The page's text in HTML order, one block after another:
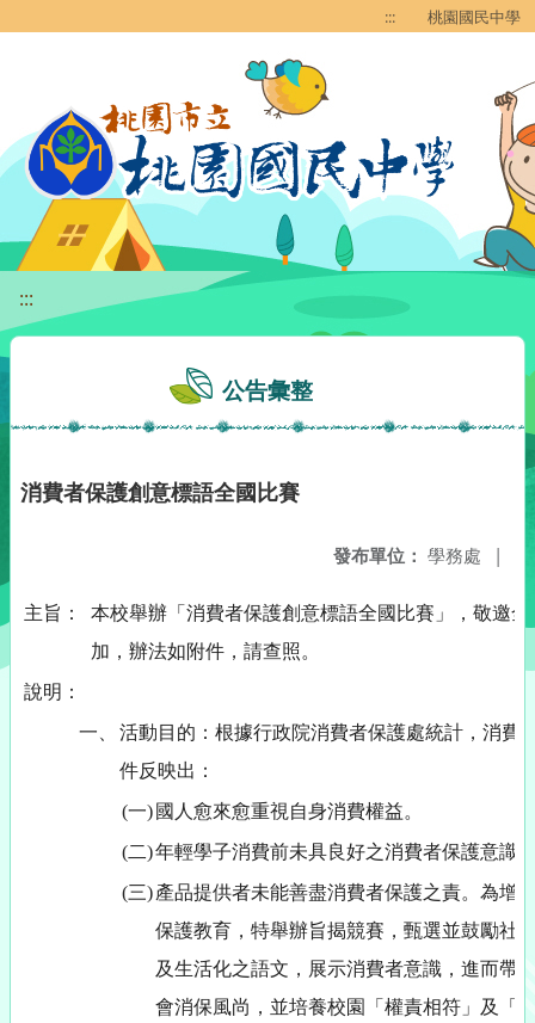
::: 桃園國民中學
:::
公告彙整
消費者保護創意標語全國比賽
發布單位： 學務處 |
主旨：
本校舉辦「消費者保護創意標語全國比賽」，敬邀
加，辦法如附件，請查照。
說明：
一、
活動目的：根據行政院消費者保護處統計，消費
件反映出：
(一) 國人愈來愈重視自身消費權益。
(二)年輕學子消費前未具良好之消費者保護意識
(三)產品提供者未能善盡消費者保護之責。為增
保護教育，特舉辦旨揭競賽，甄選並鼓勵社
及生活化之語文，展示消費者意識，進而帶
會消保風尚，並培養校園「權責相符」及「